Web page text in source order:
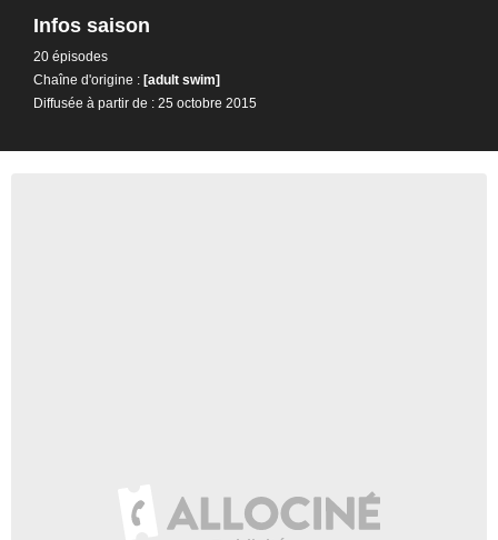
Infos saison
20 épisodes
Chaîne d'origine : [adult swim]
Diffusée à partir de : 25 octobre 2015